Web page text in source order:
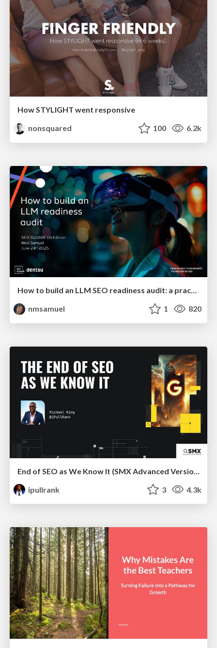
How STYLIGHT went responsive
nonsquared
100 6.2k
How to build an LLM SEO readiness audit: a practical framework
nmsamuel
1 820
ipullrank
3 4.3k